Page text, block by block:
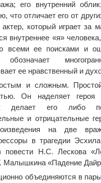
его внутренний
что отличает его от
который играет за
внутреннее «я»
всеми ее поисками и
ее нравственный и
и сложным. Простой
Он наделяет
делает его либо
и отрицательные
на две
в трагедии
повести Н.С. Лескова
Малышкина «Падение
объединяются в